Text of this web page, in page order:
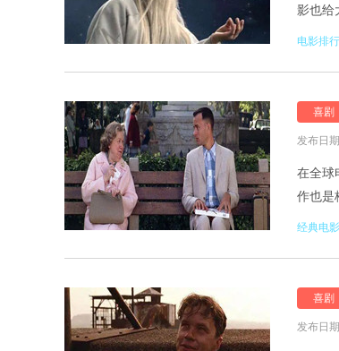
影也给
1.我们
电影排
喜剧
发布日
在全球
作也是
顶级好
经典电影
喜剧
发布日